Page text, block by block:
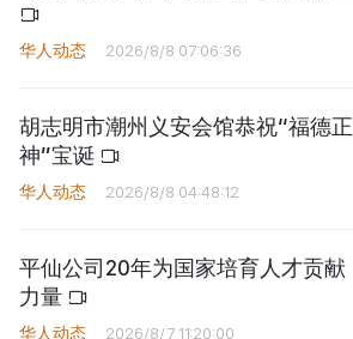
华人动态 2026/8/8 07:06:36
胡志明市潮州义安会馆恭祝“福德正
神”宝诞
华人动态 2026/8/8 04:48:12
平仙公司20年为国家培育人才贡献
力量
华人动态 2026/8/7 11:20:00